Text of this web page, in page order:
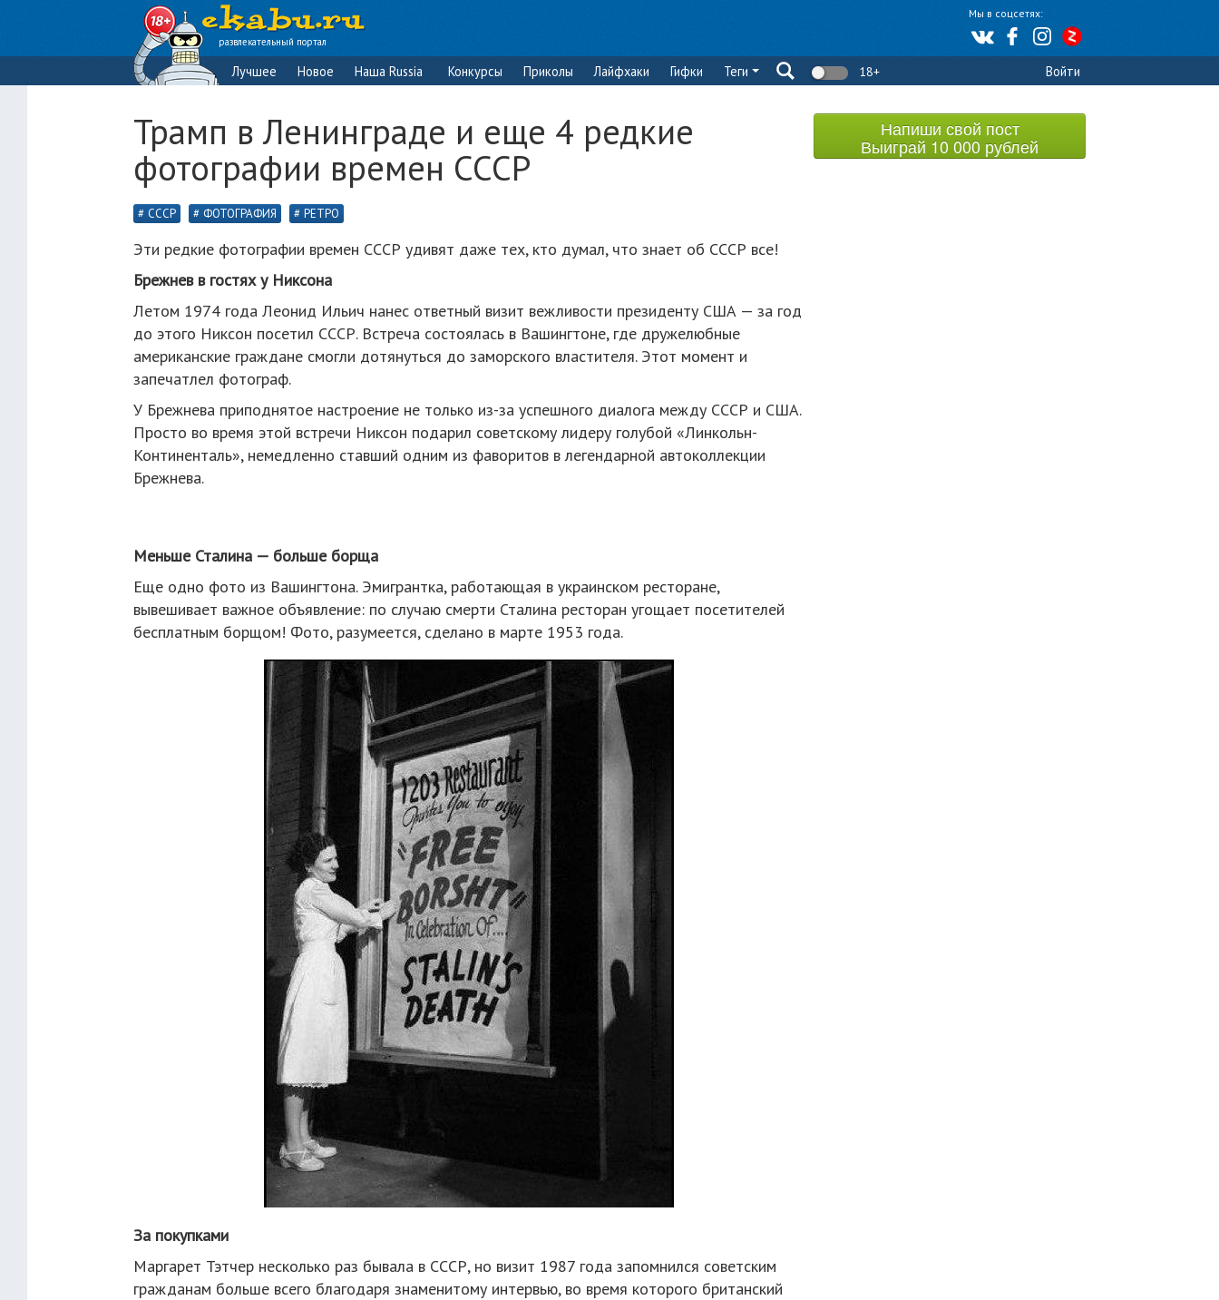
Мы в соцсетях:
развлекательный портал
Лучшее Новое Наша Russia Конкурсы Приколы Лайфхаки Гифки Теги 18+ Войти
Трамп в Ленинграде и еще 4 редкие
фотографии времен СССР
СССР ФОТОГРАФИЯ РЕТРО
Эти редкие фотографии времен СССР удивят даже тех, кто думал, что знает об СССР все!
Брежнев в гостях у Никсона
Летом 1974 года Леонид Ильич нанес ответный визит вежливости президенту США — за год
до этого Никсон посетил СССР. Встреча состоялась в Вашингтоне, где дружелюбные
американские граждане смогли дотянуться до заморского властителя. Этот момент и
запечатлел фотограф.
У Брежнева приподнятое настроение не только из-за успешного диалога между СССР и США.
Просто во время этой встречи Никсон подарил советскому лидеру голубой «Линкольн-
Континенталь», немедленно ставший одним из фаворитов в легендарной автоколлекции
Брежнева.
Меньше Сталина — больше борща
Еще одно фото из Вашингтона. Эмигрантка, работающая в украинском ресторане,
вывешивает важное объявление: по случаю смерти Сталина ресторан угощает посетителей
бесплатным борщом! Фото, разумеется, сделано в марте 1953 года.
За покупками
Маргарет Тэтчер несколько раз бывала в СССР, но визит 1987 года запомнился советским
гражданам больше всего благодаря знаменитому интервью, во время которого британский
Напиши свой пост
Выиграй 10 000 рублей